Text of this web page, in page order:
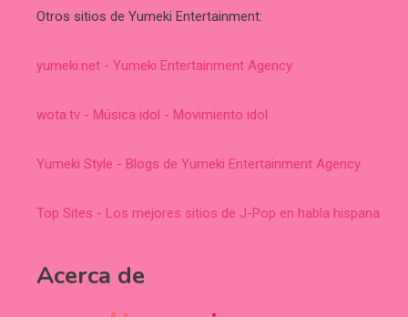
Otros sitios de Yumeki Entertainment:
yumeki.net - Yumeki Entertainment Agency
wota.tv - Música idol - Movimiento idol
Yumeki Style - Blogs de Yumeki Entertainment Agency
Top Sites - Los mejores sitios de J-Pop en habla hispana
Acerca de